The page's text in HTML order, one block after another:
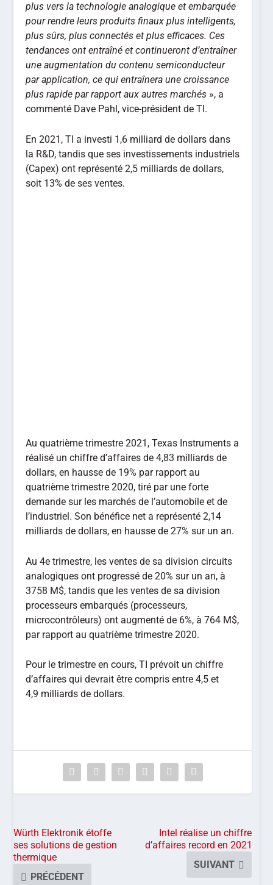
plus vers la technologie analogique et embarquée
pour rendre leurs produits finaux plus intelligents,
plus sûrs, plus connectés et plus efficaces. Ces
tendances ont entraîné et continueront d’entraîner
une augmentation du contenu semiconducteur
par application, ce qui entraînera une croissance
plus rapide par rapport aux autres marchés », a
commenté Dave Pahl, vice-président de TI.
En 2021, TI a investi 1,6 milliard de dollars dans
la R&D, tandis que ses investissements industriels
(Capex) ont représenté 2,5 milliards de dollars,
soit 13% de ses ventes.
Au quatrième trimestre 2021, Texas Instruments a
réalisé un chiffre d’affaires de 4,83 milliards de
dollars, en hausse de 19% par rapport au
quatrième trimestre 2020, tiré par une forte
demande sur les marchés de l’automobile et de
l’industriel. Son bénéfice net a représenté 2,14
milliards de dollars, en hausse de 27% sur un an.
Au 4e trimestre, les ventes de sa division circuits
analogiques ont progressé de 20% sur un an, à
3758 M$, tandis que les ventes de sa division
processeurs embarqués (processeurs,
microcontrôleurs) ont augmenté de 6%, à 764 M$,
par rapport au quatrième trimestre 2020.
Pour le trimestre en cours, TI prévoit un chiffre
d’affaires qui devrait être compris entre 4,5 et
4,9 milliards de dollars.
Würth Elektronik étoffe
ses solutions de gestion
thermique
PRÉCÉDENT
Intel réalise un chiffre
d’affaires record en 2021
SUIVANT